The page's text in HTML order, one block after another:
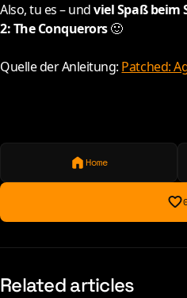
Also, tu es – undviel Spaß beim
2: The Conquerors🙂
Quelle der Anleitung: Patched:
Home
Related articles